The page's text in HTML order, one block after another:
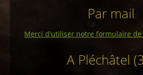
Par mail
Merci d'utiliser notre formulaire de
A Pléchâtel